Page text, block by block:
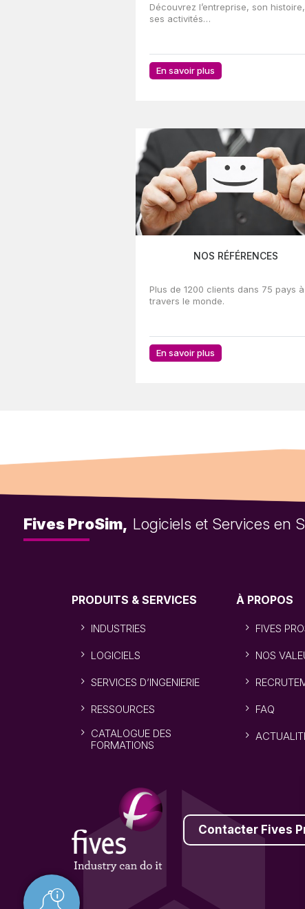
Découvrez l’entreprise, son histoire,
ses activités…
En savoir plus
NOS RÉFÉRENCES
Plus de 1200 clients dans 75 pays à
travers le monde.
En savoir plus
Fives ProSim, Logiciels et Services en
PRODUITS & SERVICES
INDUSTRIES
LOGICIELS
SERVICES D’INGENIERIE
RESSOURCES
CATALOGUE DES
FORMATIONS
À PROPOS
FIVES
NOS
FAQ
Contacter Fives